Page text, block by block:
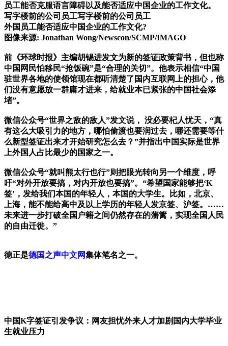
员工能否克服语言障碍以及能否适应中国企业的工作文化。
写字楼前的公司员工写字楼前的公司员工
外国员工能否适应中国企业的工作文化?
图像来源: Jonathan Wong/Newscon/SCMP/IMAGO
前《环球时报》主编胡锡进发文为新的签证政策背书，但也称
中国网民怕移民“抢饭碗”是“合理的关切”。他表示相信“中国
驻世界各地的使领馆现在都听清楚了国内互联网上的担心，他
们没有意愿放一群庸才进来，给就业本已紧张的中国社会添
堵”。
微信公众号“世界之敌的敌人”发文说， 没必要杞人忧天，“真
有这么大吸引力的地方，哪怕偷渡也要润过去，哪还需要等什
么新型签证出来才开始研究怎么去？”并指出中国实际是世界
上外国人占比最少的国家之一。
微信公众号“就叫熊太行也行”则把眼光转向另一个维度，呼
吁“对外开放要搞，对内开放也要搞”。“希望国家能够把‘K
签’，发给我们本国的年轻人，本国的大学生。比如，北京、
上海，能不能给高中及以上学历的年轻人发京签、沪签。……
未来进一步打破全国户籍之间仍然存在的藩篱，实现全国人民
的自由迁徙。”
德正是德国之声中文网集体笔名之一。
中国K字签证引发争议：网友担忧外来人才加剧国内大学毕业
生就业压力